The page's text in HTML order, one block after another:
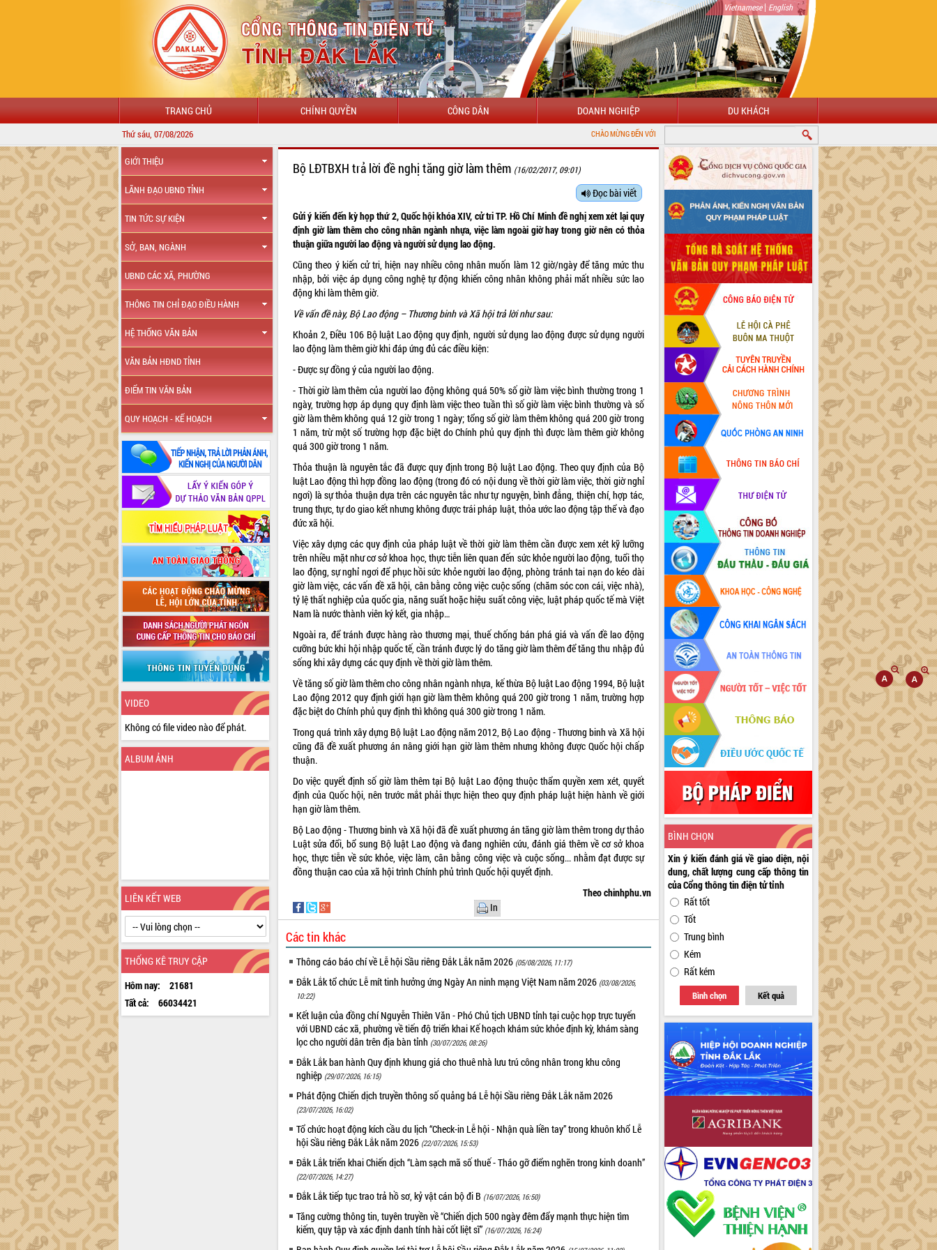
Vietnamese| English
TRANG CHỦ CHÍNH QUYỀN CÔNG DÂN DOANH NGHIỆP DU KHÁCH
Thứ sáu, 07/08/2026 CHÀO MỪNG ĐẾN VỚI CỔNG THÔNG TIN ĐIỆN TỬ TỈNH ĐẮK LẮK
GIỚI THIỆU
LÃNH ĐẠO UBND TỈNH
TIN TỨC SỰ KIỆN
SỞ, BAN, NGÀNH
UBND CÁC XÃ, PHƯỜNG
THÔNG TIN CHỈ ĐẠO ĐIỀU HÀNH
HỆ THỐNG VĂN BẢN
VĂN BẢN HĐND TỈNH
ĐIỂM TIN VĂN BẢN
QUY HOẠCH - KẾ HOẠCH
VIDEO
Không có file video nào để phát.
ALBUM ẢNH
LIÊN KẾT WEB
THỐNG KÊ TRUY CẬP
Hôm nay:
21681
Tất cả:
66034421
Bộ LĐTBXH trả lời đề nghị tăng giờ làm thêm (16/02/2017, 09:01)
Đọc bài viết
Gửi ý kiến đến kỳ họp thứ 2, Quốc hội khóa XIV, cử tri TP. Hồ Chí Minh đề nghị xem xét lại quy
định giờ làm thêm cho công nhân ngành nhựa, việc làm ngoài giờ hay trong giờ nên có thỏa
thuận giữa người lao động và người sử dụng lao động.
Cũng theo ý kiến cử tri, hiện nay nhiều công nhân muốn làm 12 giờ/ngày để tăng mức thu
nhập, bởi việc áp dụng công nghệ tự động khiến công nhân không phải mất nhiều sức lao
động khi làm thêm giờ.
Về vấn đề này, Bộ Lao động – Thương binh và Xã hội trả lời như sau:
Khoản 2, Điều 106 Bộ luật Lao động quy định, người sử dụng lao động được sử dụng người
lao động làm thêm giờ khi đáp ứng đủ các điều kiện:
- Được sự đồng ý của người lao động.
- Thời giờ làm thêm của người lao động không quá 50% số giờ làm việc bình thường trong 1
ngày, trường hợp áp dụng quy định làm việc theo tuần thì số giờ làm việc bình thường và số
giờ làm thêm không quá 12 giờ trong 1 ngày; tổng số giờ làm thêm không quá 200 giờ trong
1 năm, trừ một số trường hợp đặc biệt do Chính phủ quy định thì được làm thêm giờ không
quá 300 giờ trong 1 năm.
Thỏa thuận là nguyên tắc đã được quy định trong Bộ luật Lao động. Theo quy định của Bộ
luật Lao động thì hợp đồng lao động (trong đó có nội dung về thời giờ làm việc, thời giờ nghỉ
ngơi) là sự thỏa thuận dựa trên các nguyên tắc như tự nguyện, bình đẳng, thiện chí, hợp tác,
trung thực, tự do giao kết nhưng không được trái pháp luật, thỏa ước lao động tập thể và đạo
đức xã hội.
Việc xây dựng các quy định của pháp luật về thời giờ làm thêm cần được xem xét kỹ lưỡng
trên nhiều mặt như cơ sở khoa học, thực tiễn liên quan đến sức khỏe người lao động, tuổi thọ
lao động, sự nghỉ ngơi để phục hồi sức khỏe người lao động, phòng tránh tai nạn do kéo dài
giờ làm việc, các vấn đề xã hội, cân bằng công việc cuộc sống (chăm sóc con cái, việc nhà),
tỷ lệ thất nghiệp của quốc gia, năng suất hoặc hiệu suất công việc, luật pháp quốc tế mà Việt
Nam là nước thành viên ký kết, gia nhập…
Ngoài ra, để tránh được hàng rào thương mại, thuế chống bán phá giá và vấn đề lao động
cưỡng bức khi hội nhập quốc tế, cần tránh được lý do tăng giờ làm thêm để tăng thu nhập đủ
sống khi xây dựng các quy định về thời giờ làm thêm.
Về tăng số giờ làm thêm cho công nhân ngành nhựa, kế thừa Bộ luật Lao động 1994, Bộ luật
Lao động 2012 quy định giới hạn giờ làm thêm không quá 200 giờ trong 1 năm, trường hợp
đặc biệt do Chính phủ quy định thì không quá 300 giờ trong 1 năm.
Trong quá trình xây dựng Bộ luật Lao động năm 2012, Bộ Lao động - Thương binh và Xã hội
cũng đã đề xuất phương án nâng giới hạn giờ làm thêm nhưng không được Quốc hội chấp
thuận.
Do việc quyết định số giờ làm thêm tại Bộ luật Lao động thuộc thẩm quyền xem xét, quyết
định của Quốc hội, nên trước mắt phải thực hiện theo quy định pháp luật hiện hành về giới
hạn giờ làm thêm.
Bộ Lao động - Thương binh và Xã hội đã đề xuất phương án tăng giờ làm thêm trong dự thảo
Luật sửa đổi, bổ sung Bộ luật Lao động và đang nghiên cứu, đánh giá thêm về cơ sở khoa
học, thực tiễn về sức khỏe, việc làm, cân bằng công việc và cuộc sống... nhằm đạt được sự
đồng thuận cao của xã hội trình Chính phủ trình Quốc hội quyết định.
Theo chinhphu.vn
In
Các tin khác
Thông cáo báo chí về Lễ hội Sầu riêng Đắk Lắk năm 2026 (05/08/2026, 11:17)
Đắk Lắk tổ chức Lễ mít tinh hưởng ứng Ngày An ninh mạng Việt Nam năm 2026 (03/08/2026,
10:22)
Kết luận của đồng chí Nguyễn Thiên Văn - Phó Chủ tịch UBND tỉnh tại cuộc họp trực tuyến
với UBND các xã, phường về tiến độ triển khai Kế hoạch khám sức khỏe định kỳ, khám sàng
lọc cho người dân trên địa bàn tỉnh (30/07/2026, 08:26)
Đắk Lắk ban hành Quy định khung giá cho thuê nhà lưu trú công nhân trong khu công
nghiệp (29/07/2026, 16:15)
Phát động Chiến dịch truyền thông số quảng bá Lễ hội Sầu riêng Đắk Lắk năm 2026
(23/07/2026, 16:02)
Tổ chức hoạt động kích cầu du lịch “Check-in Lễ hội - Nhận quà liền tay” trong khuôn khổ Lễ
hội Sầu riêng Đắk Lắk năm 2026 (22/07/2026, 15:53)
Đắk Lắk triển khai Chiến dịch “Làm sạch mã số thuế - Tháo gỡ điểm nghẽn trong kinh doanh”
(22/07/2026, 14:27)
Đắk Lắk tiếp tục trao trả hồ sơ, kỷ vật cán bộ đi B (16/07/2026, 16:50)
Tăng cường thông tin, tuyên truyền về “Chiến dịch 500 ngày đêm đẩy mạnh thực hiện tìm
kiếm, quy tập và xác định danh tính hài cốt liệt sĩ” (16/07/2026, 16:24)
BÌNH CHỌN
Xin ý kiến đánh giá về giao diện, nội
dung, chất lượng cung cấp thông tin
của Cổng thông tin điện tử tỉnh
Rất tốt
Tốt
Trung bình
Kém
Rất kém
Bình chọn Kết quả